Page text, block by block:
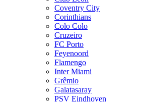
Coventry City
Corinthians
Colo Colo
Cruzeiro
FC Porto
Feyenoord
Flamengo
Inter Miami
Grêmio
Galatasaray
PSV Eindhoven